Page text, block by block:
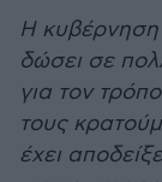
Η κυβέρνηση
δώσει σε
για τον
τους
έχει